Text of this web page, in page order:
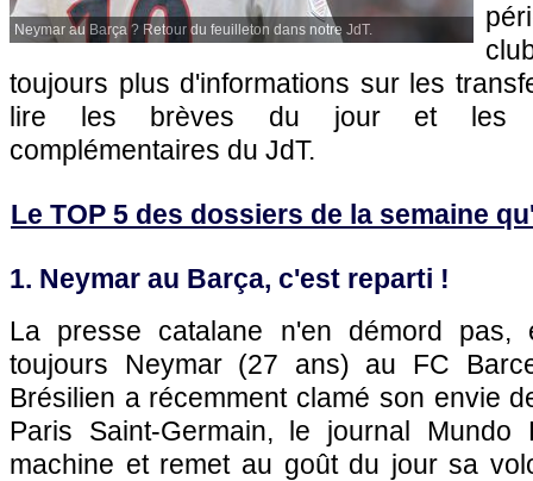
Neymar au Barça ? Retour du feuilleton dans notre JdT.
toujours plus d'informations sur les
lire les brèves du jour et les
complémentaires du JdT.
Le TOP 5 des dossiers de la semaine
1. Neymar au Barça, c'est reparti !
La presse catalane n'en démord pas,
toujours Neymar (27 ans) au FC
Brésilien a récemment clamé son envie
Paris Saint-Germain, le journal Mundo
machine et remet au goût du jour sa